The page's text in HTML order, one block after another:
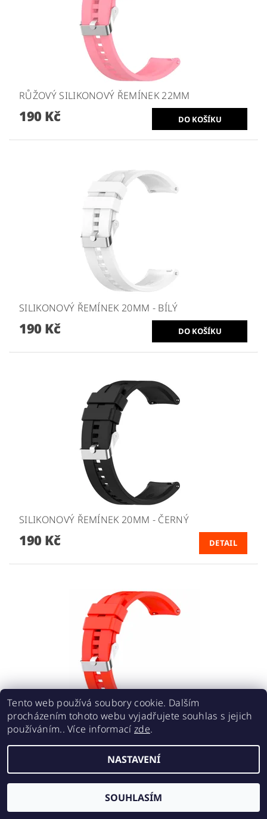
RŮŽOVÝ SILIKONOVÝ ŘEMÍNEK 22MM
190 Kč
SILIKONOVÝ ŘEMÍNEK 20MM - BÍLÝ
190 Kč
SILIKONOVÝ ŘEMÍNEK 20MM - ČERNÝ
190 Kč DETAIL
SILIKONOVÝ ŘEMÍNEK 20MM - ČERVENÝ
190 Kč
Tento web používá soubory cookie. Dalším
procházením tohoto webu vyjadřujete souhlas s jejich
používáním.. Více informací zde.
NASTAVENÍ
SOUHLASÍM